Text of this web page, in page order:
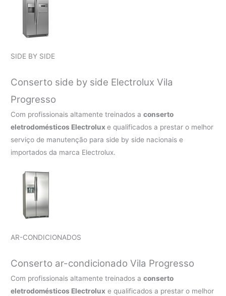
SIDE BY SIDE
Conserto side by side Electrolux Vila
Progresso
Com profissionais altamente treinados aconserto
eletrodomésticos Electroluxe qualificados a prestar o melhor
serviço de manutenção para side by side nacionais e
importados da marca Electrolux.
AR-CONDICIONADOS
Conserto ar-condicionado Vila Progresso
Com profissionais altamente treinados aconserto
eletrodomésticos Electrolux e qualificados a prestar o melhor